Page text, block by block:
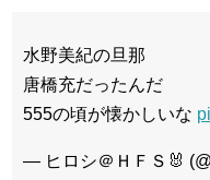
水野美紀の旦那
唐橋充だったんだ
555の頃が懐かしいな
— ヒロシ＠ＨＦＳ🐰